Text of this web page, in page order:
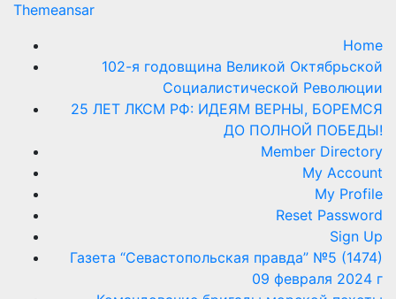
Themeansar
Home
102-я годовщина Великой Октябрьской
Социалистической Революции
25 ЛЕТ ЛКСМ РФ: ИДЕЯМ ВЕРНЫ, БОРЕМСЯ
ДО ПОЛНОЙ ПОБЕДЫ!
Member Directory
My Account
My Profile
Reset Password
Sign Up
Газета “Севастопольская правда” №5 (1474)
09 февраля 2024 г